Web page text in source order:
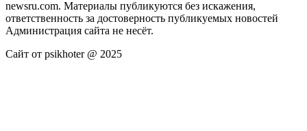
newsru.com. Материалы публикуются без искажения,
ответственность за достоверность публикуемых новостей
Администрация сайта не несёт.
Сайт от psikhoter @ 2025